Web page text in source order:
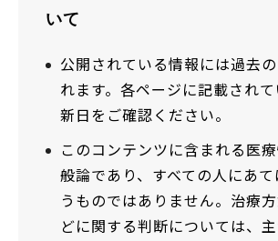
いて
公開されている情報には過去
れます。各ページに記載され
新日をご確認ください。
このコンテンツに含まれる医
般論であり、すべての人にあ
うものではありません。治療
どに関する判断については、